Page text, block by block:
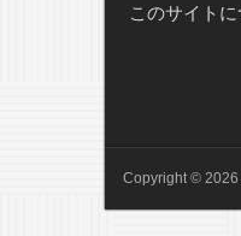
このサイトに
Copyright © 2026